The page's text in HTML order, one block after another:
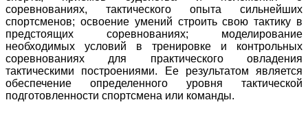
соревнованиях, тактического опыта сильнейших
спортсменов; освоение умений строить свою тактику в
предстоящих соревнованиях; моделирование
необходимых условий в тренировке и контрольных
соревнованиях для практического овладения
тактическими построениями. Ее результатом является
обеспечение определенного уровня тактической
подготовленности спортсмена или команды.